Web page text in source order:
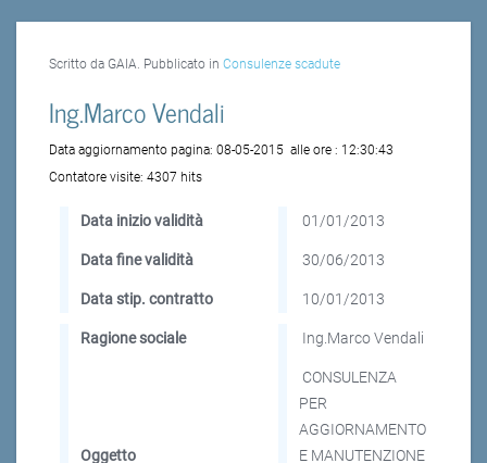
Scritto da GAIA. Pubblicato in Consulenze scadute
Ing.Marco Vendali
Data aggiornamento pagina: 08-05-2015 alle ore : 12:30:43
Contatore visite: 4307 hits
Data inizio validità 01/01/2013
Data fine validità 30/06/2013
Data stip. contratto 10/01/2013
Ragione sociale Ing.Marco Vendali
Oggetto
CONSULENZA
PER
AGGIORNAMENTO
E MANUTENZIONE